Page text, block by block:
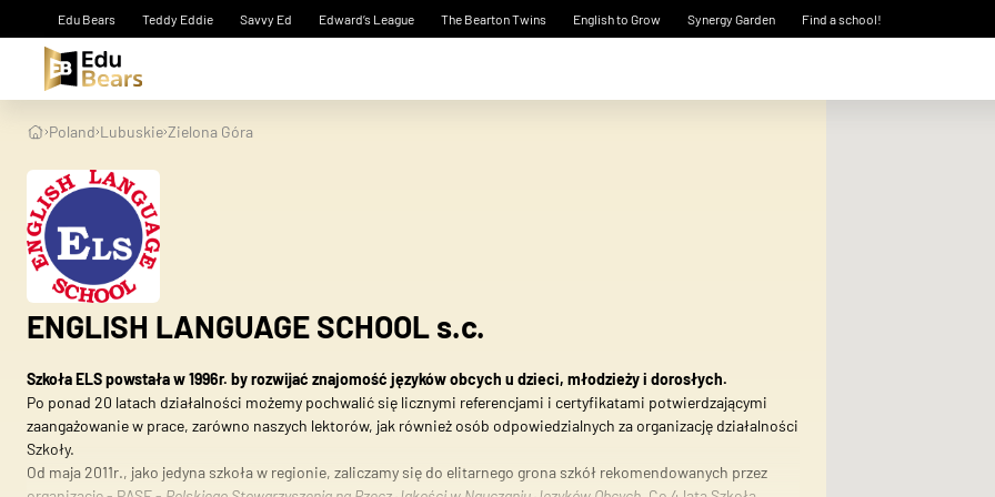
Edu Bears Teddy Eddie Savvy Ed Edward’s League The Bearton Twins English to Grow Synergy Garden Find a school!
Poland Lubuskie Zielona Góra
ENGLISH LANGUAGE SCHOOL s.c.
Szkoła ELS powstała w 1996r. by rozwijać znajomość języków obcych u dzieci, młodzieży i dorosłych.
Po ponad 20 latach działalności możemy pochwalić się licznymi referencjami i certyfikatami potwierdzającymi
zaangażowanie w prace, zarówno naszych lektorów, jak również osób odpowiedzialnych za organizację działalności
Szkoły.
Od maja 2011r., jako jedyna szkoła w regionie, zaliczamy się do elitarnego grona szkół rekomendowanych przez